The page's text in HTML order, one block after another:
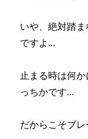
いや、絶対踏
ですよ…
止まる時は何
っちかです…
だからこそブレ